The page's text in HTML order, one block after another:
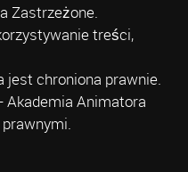
Zastrzeżone.
treści,
jest chroniona prawnie.
Akademia Animatora